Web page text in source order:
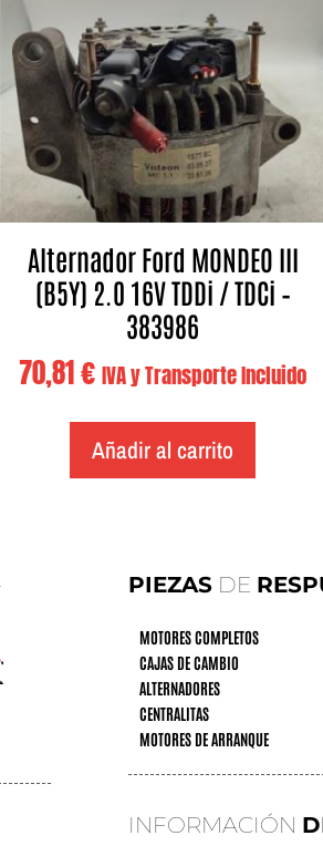
Alternador Ford MONDEO III
(B5Y) 2.0 16V TDDi / TDCi –
383986
70,81€ IVA y Transporte Incluido
Añadir al carrito
PIEZASDE
MOTORES COMPLETOS
CAJAS DE CAMBIO
ALTERNADORES
CENTRALITAS
MOTORES DE ARRANQUE
INFORMACIÓN